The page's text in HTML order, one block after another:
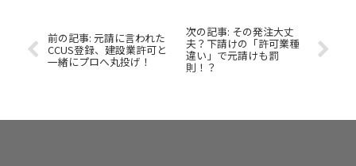
元請に言われた
CCUS登録、建設業許可と
一緒にプロへ丸投げ！
その発注大丈
夫？下請けの「許可業種
違い」で元請けも罰
則！？